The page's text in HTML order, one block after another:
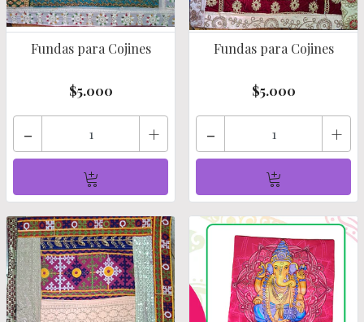
Fundas para Cojines
$5.000
- +
Fundas para Cojines
$5.000
- +